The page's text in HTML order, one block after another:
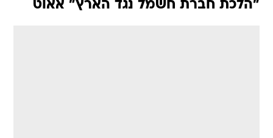
"הלכת חברת חשמל נגד הארץ" אאוט